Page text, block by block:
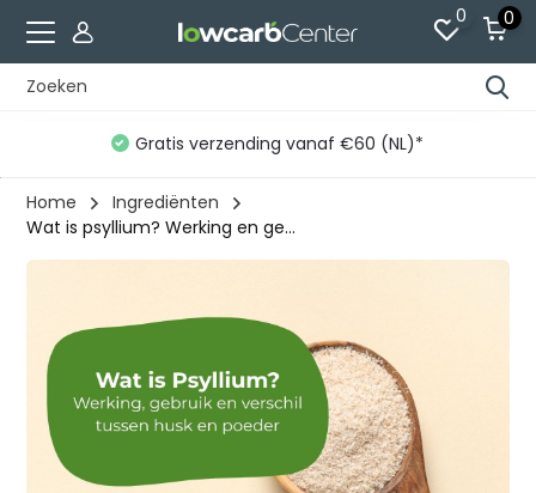
0 0
Gratis verzending vanaf €60 (NL)*
Home
Ingrediënten
Wat is psyllium? Werking en ge...